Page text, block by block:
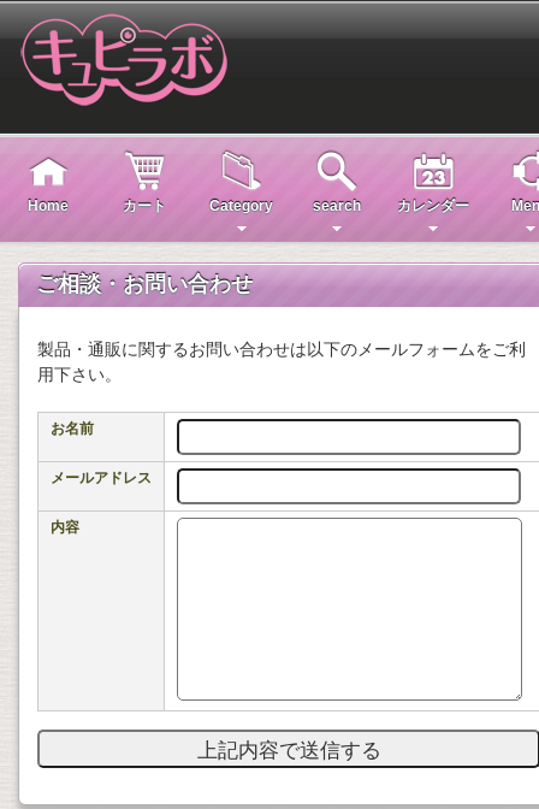
Home カート Category search カレンダー
ご相談・お問い合わせ
製品・通販に関するお問い合わせは以下のメールフォームをご利
用下さい。
お名前
メールアドレス
内容